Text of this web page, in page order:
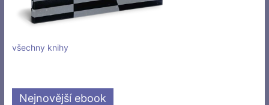
všechny knihy
Nejnovější ebook